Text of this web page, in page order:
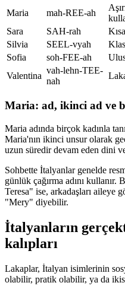
Maria
mah-REE-ah
Sara
SAH-rah
Silvia
SEEL-vyah
Sofia
soh-FEE-ah
Valentina
vah-lehn-TEE-
nah
Maria: ad, ikinci ad ve
Maria adında birçok kadınla
Maria'nın ikinci unsur olarak
uzun süredir devam eden dini
Sohbette İtalyanlar genelde
günlük çağırma adını
Teresa" ise, arkadaşları aileye
"Mery" diyebilir.
İtalyanların
kalıpları
Lakaplar, İtalyan isimlerinin
olabilir, pratik olabilir, ya da